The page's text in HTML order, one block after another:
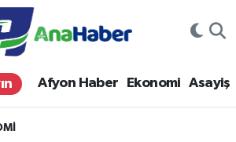
Afyon Haber Ekonomi Asayiş
Nöbetçi Eczaneler
Hava Durumu